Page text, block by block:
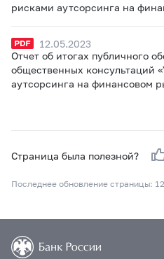
рисками аутсорсинга на
12.05.2023
Отчет об итогах публичного
общественных консультаций
аутсорсинга на финансовом
Страница была полезной?
Последнее обновление страницы: